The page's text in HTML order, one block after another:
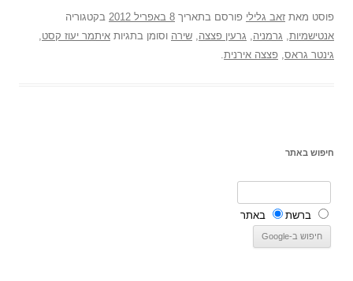
פוסט מאת זאב גלילי פורסם בתאריך 8 באפריל 2012
בקטגוריה
אנטישמיות גרמניה גרעין פצצה שירה וסומן בתגיות איתמר יעוז קסט
גינטר גראס פצצה אירנית
חיפוש באתר
ברשת באתר